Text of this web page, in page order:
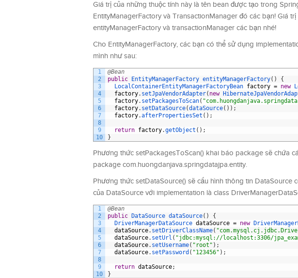
Giá trị của những thuộc tính này là tên bean được tạo trong
EntityManagerFactory và TransactionManager đó các bạn! Giá
entityManagerFactory và transactionManager các bạn nhé!
Cho EntityManagerFactory, các bạn có thể sử dụng
mình như sau:
1
2
3
4
5
6
7
8
9
10
@Bean
public
EntityManagerFactory entityManagerFactory( )
{
LocalContainerEntityManagerFactoryBean factory = new
factory. setJpaVendorAdapter( new
factory. setPackagesToScan(
factory. setDataSource(dataSource( ) ) ;
factory.afterPropertiesSet ( ) ;
return factory.getObject ( ) ;
}
Phương thức setPackagesToScan() khai báo package sẽ chứa
package com.huongdanjava.springdatajpa.entity.
Phương thức setDataSource() sẽ cấu hình thông tin
của DataSource với implementation là class
1
2
3
4
5
6
7
8
9
10
@Bean
public
DataSource dataSource( )
{
DriverManagerDataSource dataSource = new
dataSource. setDriverClassName(
dataSource. setUrl ( "jdbc:mysql://localhost:3306/
dataSource. setUsername( "root" ) ;
dataSource. setPassword ( "123456" ) ;
return dataSource;
}